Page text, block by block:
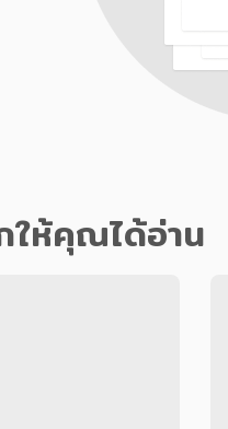
ให้คุณได้อ่าน